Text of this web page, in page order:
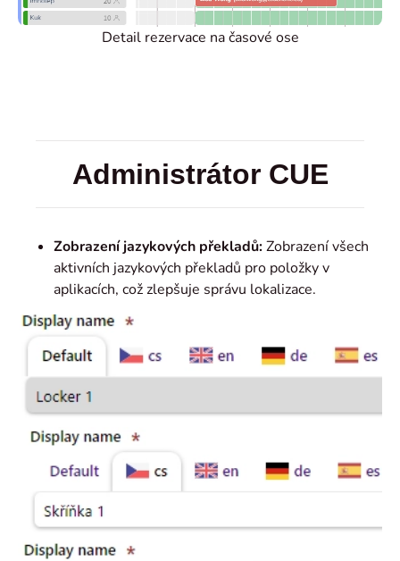
Detail rezervace na časové ose
Administrátor CUE
Zobrazení jazykových překladů:Zobrazení všech
aktivních jazykových překladů pro položky v
aplikacích, což zlepšuje správu lokalizace.